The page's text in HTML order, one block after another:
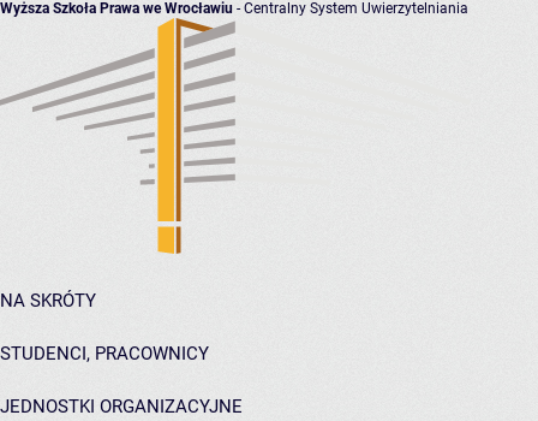
Wyższa Szkoła Prawa we Wrocławiu - Centralny System Uwierzytelniania
NA SKRÓTY
STUDENCI, PRACOWNICY
JEDNOSTKI ORGANIZACYJNE